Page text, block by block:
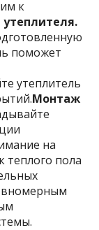
к
утеплителя.
поможет
утеплитель
Монтаж
на
теплого пола